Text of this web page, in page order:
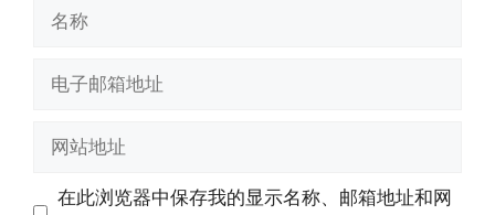
址 在此浏览器中保存我的显示名称、邮箱地址和网